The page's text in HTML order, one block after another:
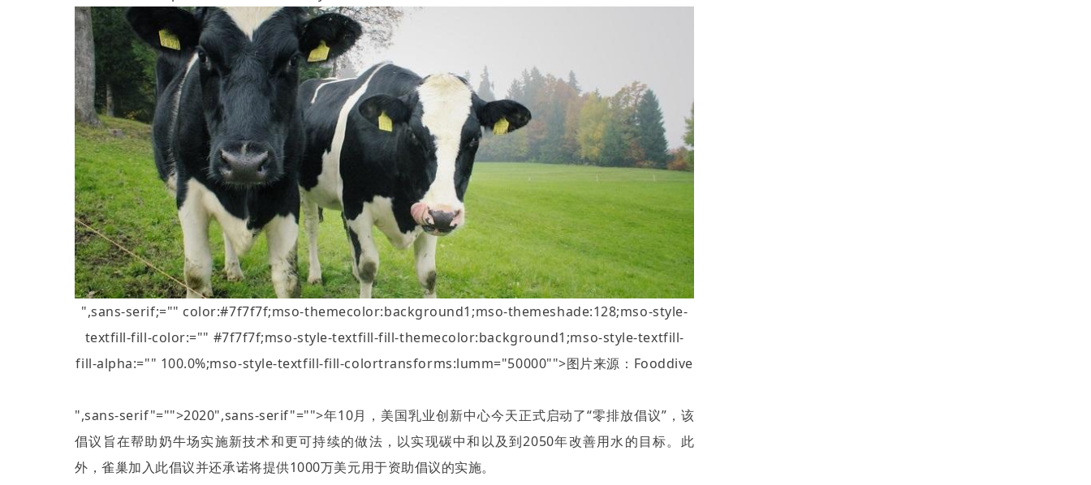
",sans-serif;="" color:#7f7f7f;mso-themecolor:background1;mso-themeshade:128;mso-style-
textfill-fill-color:="" #7f7f7f;mso-style-textfill-fill-themecolor:background1;mso-style-textfill-
fill-alpha:="" 100.0%;mso-style-textfill-fill-colortransforms:lumm="50000"">图片来源： Fooddive
",sans-serif"="">2020",sans-serif"="">年10月，美国乳业创新中心今天正式启动了“零排放倡议” ，该
倡议旨在帮助奶牛场实施新技术和更可持续的做法，以实现碳中和以及到2050年改善用水的目标。此
外，雀巢加入此倡议并还承诺将提供1000万美元用于资助倡议的实施。